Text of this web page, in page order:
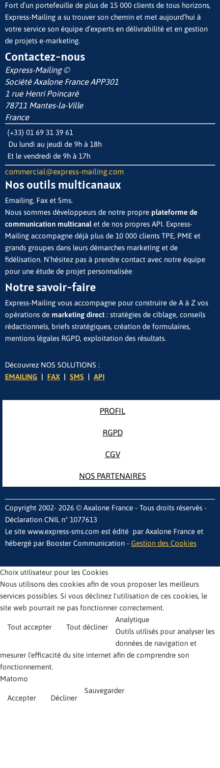
Fort d’un portefeuille de plus de 15 000 clients de tous horizons,
Express-Mailing a su trouver son chemin et met aujourd’hui à
votre service son équipe d’experts en délivrabilité et en gestion
de projets e-marketing.
Contactez-nous
Express-Mailing ©
Société Axalone France APP301
1 rue Henri Poincaré
78711 Mantes-la-Ville
France
(+33) 01 69 31 39 61
Du lundi au jeudi de 9h à 18h
Et le vendredi de 9h à 17h
commercial@express-mailing.com
Nos outils multicanaux
Emailing, Fax et Sms.
Nous sommes développeurs de notre propre plateforme de
communication multicanalet de nos propres API. Express-
Mailing accompagne déjà plus de 10 000 clients TPE, PME et
grands groupes dans leurs démarches marketing et de
fidélisation. N’hésitez pas à prendre contact avec notre équipe
pour une étude de projet personnalisée
Notre savoir-faire
Express-Mailing vous accompagne pour construire de A à Z vos
opérations de marketing direct : stratégies de ciblage, conseils
rédactionnels, briefs stratégiques, création de formulaires,
mentions légales RGPD, exploitation des résultats.
Découvrez NOS SOLUTIONS :
EMAILING | FAX | SMS | API
PROFIL
RGPD
CGV
NOS PARTENAIRES
Copyright 2002- 2026 © Axalone France - Tous droits réservés -
Déclaration CNIL n° 1077613
Le site www.express-sms.com est édité par Axalone France et
hébergé par Booster Communication - Gestion des Cookies
Choix utilisateur pour les Cookies
Nous utilisons des cookies afin de vous proposer les meilleurs
services possibles. Si vous déclinez l'utilisation de ces cookies, le
site web pourrait ne pas fonctionner correctement.
Tout accepter Tout décliner
Analytique
Outils utilisés pour analyser les
données de navigation et
mesurer l'efficacité du site internet afin de comprendre son
fonctionnement.
Matomo
Accepter Décliner
Sauvegarder